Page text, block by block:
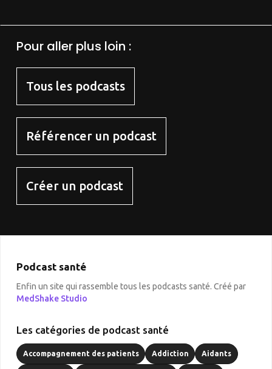
Pour aller plus loin :
Tous les podcasts
Référencer un podcast
Créer un podcast
Podcast santé
Enfin un site qui rassemble tous les podcasts santé. Créé par
MedShake Studio
Les catégories de podcast santé
Accompagnement des patients Addiction Aidants